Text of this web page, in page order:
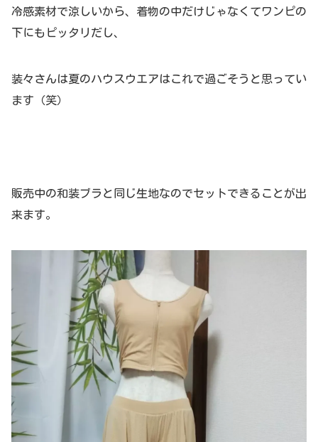
冷感素材で涼しいから、着物の中だけじゃなくてワンピの
下にもピッタリだし、
装々さんは夏のハウスウエアはこれで過ごそうと思ってい
ます（笑）
販売中の和装ブラと同じ生地なのでセットできることが出
来ます。